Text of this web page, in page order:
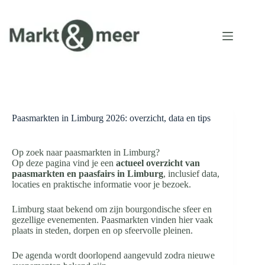
de
inhoud
Paasmarkten in Limburg 2026: overzicht, data en tips
Op zoek naar paasmarkten in Limburg?
Op deze pagina vind je een actueel overzicht van
paasmarkten en paasfairs in Limburg, inclusief data,
locaties en praktische informatie voor je bezoek.
Limburg staat bekend om zijn bourgondische sfeer en
gezellige evenementen. Paasmarkten vinden hier vaak
plaats in steden, dorpen en op sfeervolle pleinen.
De agenda wordt doorlopend aangevuld zodra nieuwe